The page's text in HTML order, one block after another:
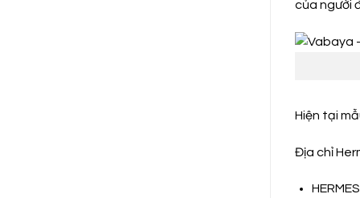
của người
Hiện tại
Địa chỉ